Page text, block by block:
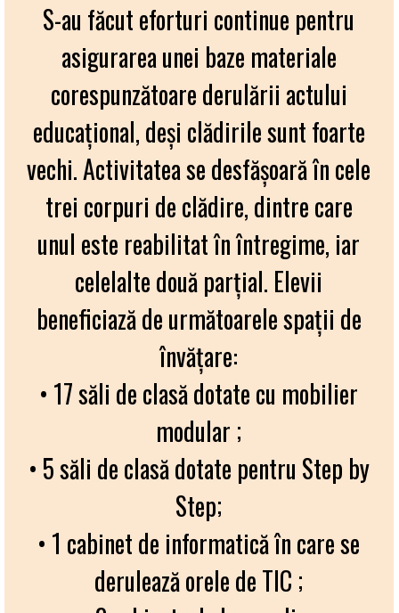
S-au făcut eforturi continue pentru
asigurarea unei baze materiale
corespunzătoare derulării actului
educațional, deși clădirile sunt foarte
vechi. Activitatea se desfăşoară în cele
trei corpuri de clădire, dintre care
unul este reabilitat în întregime, iar
celelalte două parţial. Elevii
beneficiază de următoarele spații de
învățare:
• 17 săli de clasă dotate cu mobilier
modular ;
• 5 săli de clasă dotate pentru Step by
Step;
• 1 cabinet de informatică în care se
derulează orele de TIC ;